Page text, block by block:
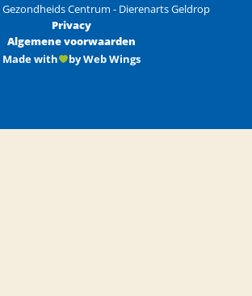
Centrum - Dierenarts Geldrop
Privacy
Algemene voorwaarden
Made with
by Web Wings